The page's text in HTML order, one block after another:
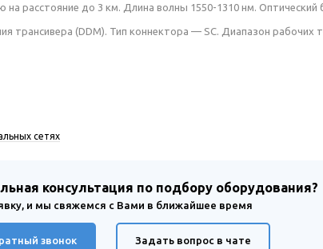
расстояние до 3 км. Длина волны 1550-1310 нм.
трансивера (DDM). Тип коннектора — SC. Диапазон рабочих
сетях
консультация по подбору оборудования?
и мы свяжемся с Вами в ближайшее время
звонок Задать вопрос в чате